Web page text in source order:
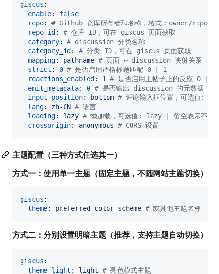
giscus :
enable: false
repo: # Github 仓库所有者和名称，格式：owner/repo
repo_id : # 仓库 ID，可在 giscus 页面获取
category: # discussion 分类名称
category_id : # 分类 ID，可在 giscus 页面获取
mapping: pathname # 页面 ↔️ discussion 映射关系
strict : 0 # 是否启用严格标题匹配 0 | 1
reactions_enabled : 1 # 是否启用主帖子上的反应 0 | 1
emit_metadata: 0 # 是否输出 discussion 的元数据 0
input_position: bottom # 评论输入框位置，可选值:
lang: zh-CN # 语言
loading: lazy # 懒加载，可选值: lazy | 留空表示不使
crossorigin: anonymous # CORS 设置
主题配置（三种方式任选其一）
方式一：使用单一主题（固定主题，不随网站主题切换）
giscus :
theme: preferred_color_scheme # 或其他主题名称
方式二：分别设置明暗主题（推荐，支持主题自动切换）
giscus :
theme_light : light # 亮色模式主题